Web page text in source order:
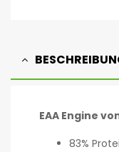
EAA Engine
83%